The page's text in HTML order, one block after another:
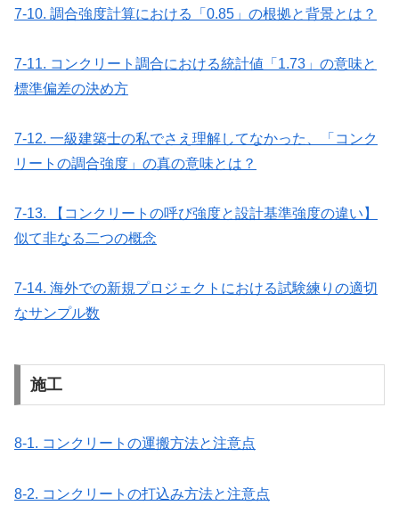
7-10. 調合強度計算における「0.85」の根拠と背景とは？
7-11. コンクリート調合における統計値「1.73」の意味と
標準偏差の決め方
7-12. 一級建築士の私でさえ理解してなかった、「コンク
リートの調合強度」の真の意味とは？
7-13. 【コンクリートの呼び強度と設計基準強度の違い】
似て非なる二つの概念
7-14. 海外での新規プロジェクトにおける試験練りの適切
なサンプル数
施工
8-1. コンクリートの運搬方法と注意点
8-2. コンクリートの打込み方法と注意点